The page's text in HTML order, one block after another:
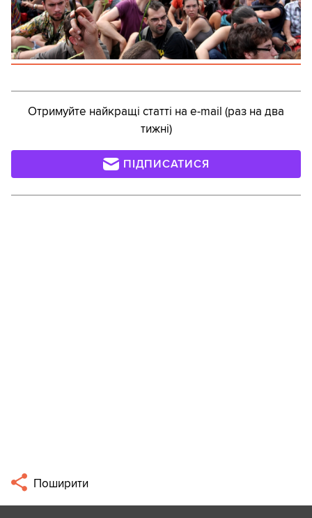
Отримуйте найкращі статті на e-mail (раз на два
тижні)
ПІДПИСАТИСЯ
Поширити